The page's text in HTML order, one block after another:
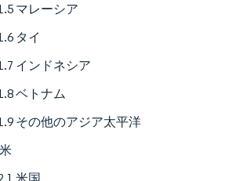
マレーシア
タイ
インドネシア
ベトナム
その他のアジア太平洋